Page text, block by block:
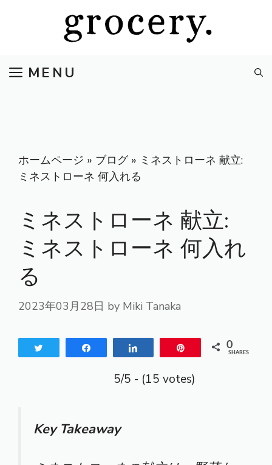
ツ
MENU
ホームページ » ブログ» ミネストローネ 献立:
ミネストローネ 何入れる
ミネストローネ 献立:
ミネストローネ 何入れ
る
2023年03月28日 by Miki Tanaka
0
SHARES
5/5 - (15 votes)
Key Takeaway